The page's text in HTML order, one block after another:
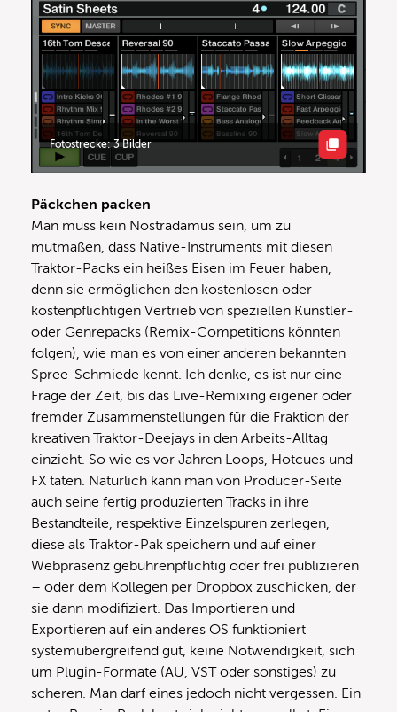
Fotostrecke: 3 Bilder
Päckchen packen
Man muss kein Nostradamus sein, um zu
mutmaßen, dass Native-Instruments mit diesen
Traktor-Packs ein heißes Eisen im Feuer haben,
denn sie ermöglichen den kostenlosen oder
kostenpflichtigen Vertrieb von speziellen Künstler-
oder Genrepacks (Remix-Competitions könnten
folgen), wie man es von einer anderen bekannten
Spree-Schmiede kennt. Ich denke, es ist nur eine
Frage der Zeit, bis das Live-Remixing eigener oder
fremder Zusammenstellungen für die Fraktion der
kreativen Traktor-Deejays in den Arbeits-Alltag
einzieht. So wie es vor Jahren Loops, Hotcues und
FX taten. Natürlich kann man von Producer-Seite
auch seine fertig produzierten Tracks in ihre
Bestandteile, respektive Einzelspuren zerlegen,
diese als Traktor-Pak speichern und auf einer
Webpräsenz gebührenpflichtig oder frei publizieren
– oder dem Kollegen per Dropbox zuschicken, der
sie dann modifiziert. Das Importieren und
Exportieren auf ein anderes OS funktioniert
systemübergreifend gut, keine Notwendigkeit, sich
um Plugin-Formate (AU, VST oder sonstiges) zu
scheren. Man darf eines jedoch nicht vergessen. Ein